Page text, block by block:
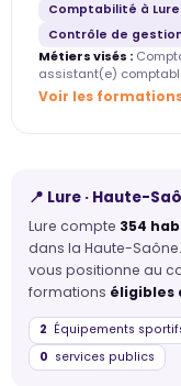
Comptabilité à Lure
Contrôle de
Métiers visés :
assistant(e)
Voir les
📍 Lure · Haute-
Lure compte 354
dans la Haute-
vous positionne au
formations éligibles
2 Équipements
0 services publics